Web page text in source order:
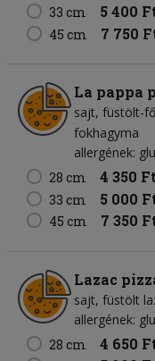
33 cm 5 400
45 cm 7 750
La pappa
sajt füstölt-
fokhagyma
allergének:
28 cm
4 350 Ft
33 cm 5 000
45 cm 7 350
Lazac
sajt füstölt
allergének:
28 cm
4 650